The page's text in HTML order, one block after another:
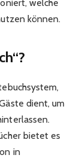
welche
können.
dient, um
bietet es
in